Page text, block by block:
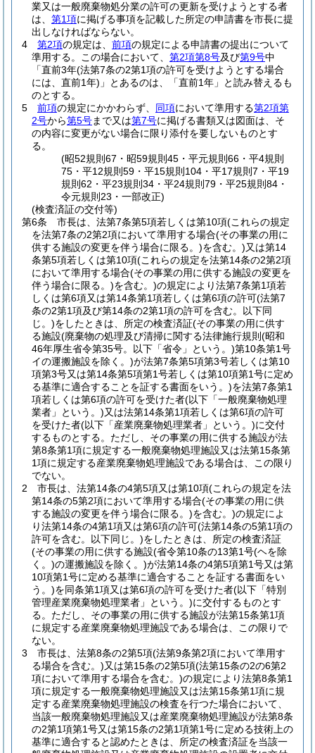
業又は一般廃棄物処分業の許可の更新を受けようとする者
は、 第1項に掲げる事項を記載した所定の申請書を市長に提
出しなければならない。
4
第2項の規定は、 前項の規定による申請書の提出について
準用する。
この場合において、 第2項第8号及び第9号中
「直前3年(法第7条の2第1項の許可を受けようとする場合
には、直前1年) 」とあるのは、「直前1年」と読み替えるも
のとする。
5
前項の規定にかかわらず、 同項において準用する第2項第
2号から第5号まで又は第7号に掲げる書類又は図面は、そ
の内容に変更がない場合に限り添付を要しないものとす
る。
(昭52規則67・昭59規則45・平元規則66・平4規則
75・平12規則59・平15規則104・平17規則7・平19
規則62・平23規則34・平24規則79・平25規則84・
令元規則23・一部改正)
(検査済証の交付等)
第6条
市長は、法第7条第5項若しくは第10項(これらの規定
を法第7条の2第2項において準用する場合(その事業の用に
供する施設の変更を伴う場合に限る。)を含む。)又は第14
条第5項若しくは第10項(これらの規定を法第14条の2第2項
において準用する場合(その事業の用に供する施設の変更を
伴う場合に限る。)を含む。)の規定により法第7条第1項若
しくは第6項又は第14条第1項若しくは第6項の許可(法第7
条の2第1項及び第14条の2第1項の許可を含む。以下同
じ。)をしたときは、所定の検査済証(その事業の用に供す
る施設(廃棄物の処理及び清掃に関する法律施行規則 (昭和
46年厚生省令第35号。以下「省令」という。)第10条第1号
イの運搬施設を除く。)が法第7条第5項第3号若しくは第10
項第3号又は第14条第5項第1号若しくは第10項第1号に定め
る基準に適合することを証する書面をいう。)を法第7条第1
項若しくは第6項の許可を受けた者(以下「一般廃棄物処理
業者」という。)又は法第14条第1項若しくは第6項の許可
を受けた者(以下「産業廃棄物処理業者」という。)に交付
するものとする。 ただし、その事業の用に供する施設が法
第8条第1項に規定する一般廃棄物処理施設又は法第15条第
1項に規定する産業廃棄物処理施設である場合は、この限り
でない。
2
市長は、法第14条の4第5項又は第10項(これらの規定を法
第14条の5第2項において準用する場合(その事業の用に供
する施設の変更を伴う場合に限る。)を含む。)の規定によ
り法第14条の4第1項又は第6項の許可(法第14条の5第1項の
許可を含む。以下同じ。)をしたときは、所定の検査済証
(その事業の用に供する施設(省令第10条の13第1号(ヘを除
く。)の運搬施設を除く。)が法第14条の4第5項第1号又は第
10項第1号に定める基準に適合することを証する書面をい
う。)を同条第1項又は第6項の許可を受けた者(以下「特別
管理産業廃棄物処理業者」という。)に交付するものとす
る。 ただし、その事業の用に供する施設が法第15条第1項
に規定する産業廃棄物処理施設である場合は、この限りで
ない。
3
市長は、法第8条の2第5項(法第9条第2項において準用す
る場合を含む。)又は第15条の2第5項(法第15条の2の6第2
項において準用する場合を含む。)の規定により法第8条第1
項に規定する一般廃棄物処理施設又は法第15条第1項に規
定する産業廃棄物処理施設の検査を行つた場合において、
当該一般廃棄物処理施設又は産業廃棄物処理施設が法第8条
の2第1項第1号又は第15条の2第1項第1号に定める技術上の
基準に適合すると認めたときは、所定の検査済証を当該一